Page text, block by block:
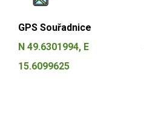
GPS Souřadnice
N 49.6301994, E
15.6099625